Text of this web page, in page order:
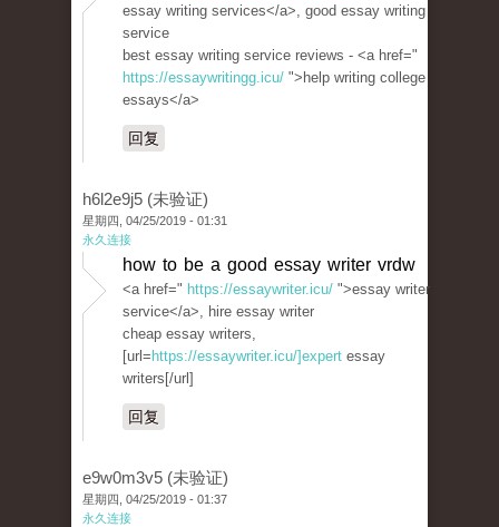
essay writing services</a>, good essay writing
service
best essay writing service reviews - <a href="
https://essaywritingg.icu/ ">help writing college
essays</a>
回复
h6l2e9j5 (未验证)
星期四, 04/25/2019 - 01:31
永久连接
how to be a good essay writer vrdw
<a href=" https://essaywriter.icu/ ">essay writer
service</a>, hire essay writer
cheap essay writers,
[url= https://essaywriter.icu/]expert essay
writers[/url]
回复
e9w0m3v5 (未验证)
星期四, 04/25/2019 - 01:37
永久连接